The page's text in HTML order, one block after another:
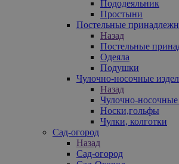
Пододеяльник
Простыни
Постельные
Назад
Постельные
Одеяла
Подушки
Чулочно-носочные
Назад
Чулочно-носочные
Носки,гольфы
Чулки, колготки
Сад-огород
Назад
Сад-огород